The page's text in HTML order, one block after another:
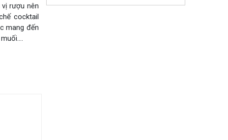
rượu nên
cocktail
mang đến